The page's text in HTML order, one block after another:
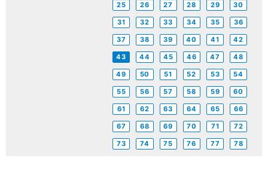
25 26 27 28 29 30
31 32 33 34 35 36
37 38 39 40 41 42
43 44 45 46 47 48
49 50 51 52 53 54
55 56 57 58 59 60
61 62 63 64 65 66
67 68 69 70 71 72
73 74 75 76 77 78